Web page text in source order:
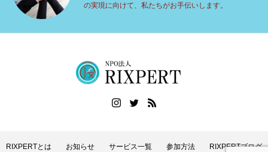
の実現に向けて、私たちがお手伝いします。
RIXPERTとは お知らせ サービス一覧 参加方法 RIXPERTブログ